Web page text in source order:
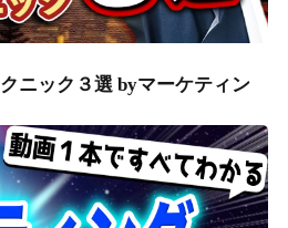
ニック３選 byマーケティン